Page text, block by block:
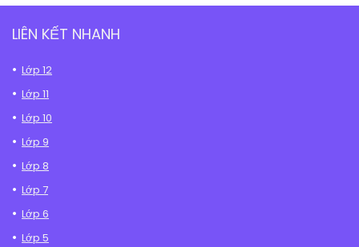
LIÊN KẾT NHANH
Lớp 12
Lớp 11
Lớp 10
Lớp 9
Lớp 8
Lớp 7
Lớp 6
Lớp 5